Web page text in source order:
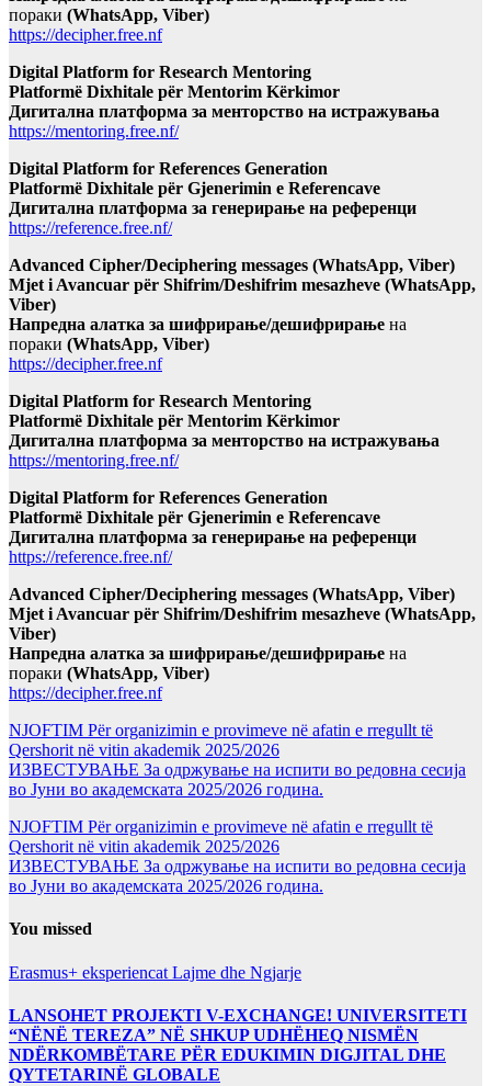
пораки (WhatsApp, Viber)
https://decipher.free.nf
Digital Platform for Research Mentoring
Platformë Dixhitale për Mentorim Kërkimor
Дигитална платформа за менторство на истражувања
https://mentoring.free.nf/
Digital Platform for References Generation
Platformë Dixhitale për Gjenerimin e Referencave
Дигитална платформа за генерирање на референци
https://reference.free.nf/
Advanced Cipher/Deciphering messages (WhatsApp, Viber)
Mjet i Avancuar për Shifrim/Deshifrim mesazheve (WhatsApp,
Viber)
Напредна алатка за шифрирање/дешифрирање на
пораки (WhatsApp, Viber)
https://decipher.free.nf
Digital Platform for Research Mentoring
Platformë Dixhitale për Mentorim Kërkimor
Дигитална платформа за менторство на истражувања
https://mentoring.free.nf/
Digital Platform for References Generation
Platformë Dixhitale për Gjenerimin e Referencave
Дигитална платформа за генерирање на референци
https://reference.free.nf/
Advanced Cipher/Deciphering messages (WhatsApp, Viber)
Mjet i Avancuar për Shifrim/Deshifrim mesazheve (WhatsApp,
Viber)
Напредна алатка за шифрирање/дешифрирање на
пораки (WhatsApp, Viber)
https://decipher.free.nf
NJOFTIM Për organizimin e provimeve në afatin e rregullt të
Qershorit në vitin akademik 2025/2026
ИЗВЕСТУВАЊЕ За одржување на испити во редовна сесија
во Јуни во академската 2025/2026 година.
NJOFTIM Për organizimin e provimeve në afatin e rregullt të
Qershorit në vitin akademik 2025/2026
ИЗВЕСТУВАЊЕ За одржување на испити во редовна сесија
во Јуни во академската 2025/2026 година.
You missed
Erasmus+ eksperiencat Lajme dhe Ngjarje
LANSOHET PROJEKTI V-EXCHANGE! UNIVERSITETI
“NËNË TEREZA” NË SHKUP UDHËHEQ NISMËN
NDËRKOMBËTARE PËR EDUKIMIN DIGJITAL DHE
QYTETARINË GLOBALE